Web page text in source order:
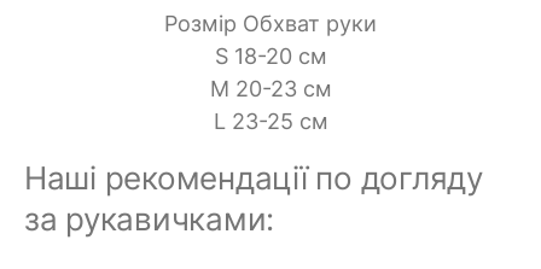
Розмір Обхват руки
S 18-20 см
M 20-23 см
L 23-25 см
Наші рекомендації по догляду
за рукавичками: